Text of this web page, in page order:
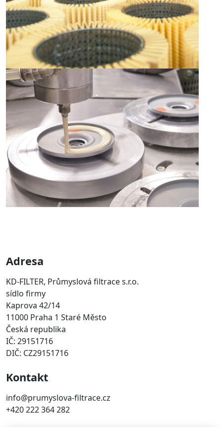
Adresa
KD-FILTER, Průmyslová filtrace s.r.o.
sídlo firmy
Kaprova 42/14
11000 Praha 1 Staré Město
Česká republika
IČ: 29151716
DIČ: CZ29151716
Kontakt
info@prumyslova-filtrace.cz
+420 222 364 282